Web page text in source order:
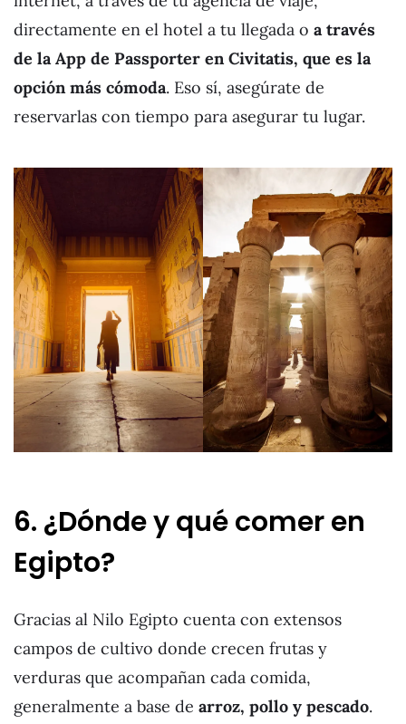
directamente en el hotel a tu llegada o a través
de la App de Passporter en Civitatis, que es la
opción más cómoda. Eso sí, asegúrate de
reservarlas con tiempo para asegurar tu lugar.
6. ¿Dónde y qué comer en
Egipto?
Gracias al Nilo Egipto cuenta con extensos
campos de cultivo donde crecen frutas y
verduras que acompañan cada comida,
generalmente a base de arroz, pollo y pescado.